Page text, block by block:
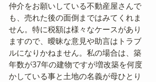
仲介をお願いしている不動産屋さんで
も、売れた後の面倒まではみてくれま
せん。特に税額は様々なケースがあり
ますので、曖昧な意見や助言はトラブ
ルになりかねません。私の場合は、築
年数が37年の建物ですが増改築を何度
かしている事と土地の名義が母ひとり